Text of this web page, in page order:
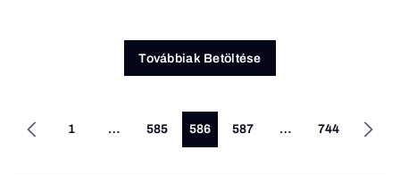
Továbbiak Betöltése
1 … 585 586 587 … 744